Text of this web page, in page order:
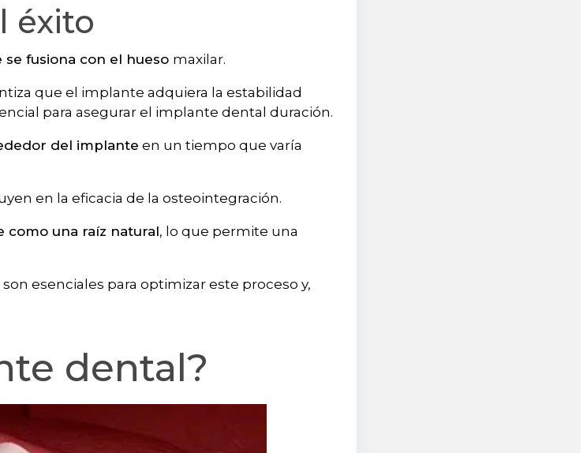
éxito
se fusiona con el hueso maxilar.
que el implante adquiera la estabilidad
para asegurar el implante dental duración.
del implante en un tiempo que varía
en la eficacia de la osteointegración.
como una raíz natural, lo que permite una
esenciales para optimizar este proceso y,
dental?